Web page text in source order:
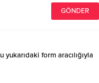
yukarıdaki form aracılığıyla